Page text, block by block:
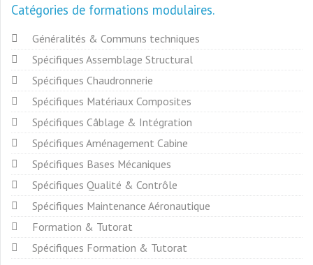
Catégories de formations modulaires
Généralités & Communs techniques
Spécifiques Assemblage Structural
Spécifiques Chaudronnerie
Spécifiques Matériaux Composites
Spécifiques Câblage & Intégration
Spécifiques Aménagement Cabine
Spécifiques Bases Mécaniques
Spécifiques Qualité & Contrôle
Spécifiques Maintenance Aéronautique
Formation & Tutorat
Spécifiques Formation & Tutorat